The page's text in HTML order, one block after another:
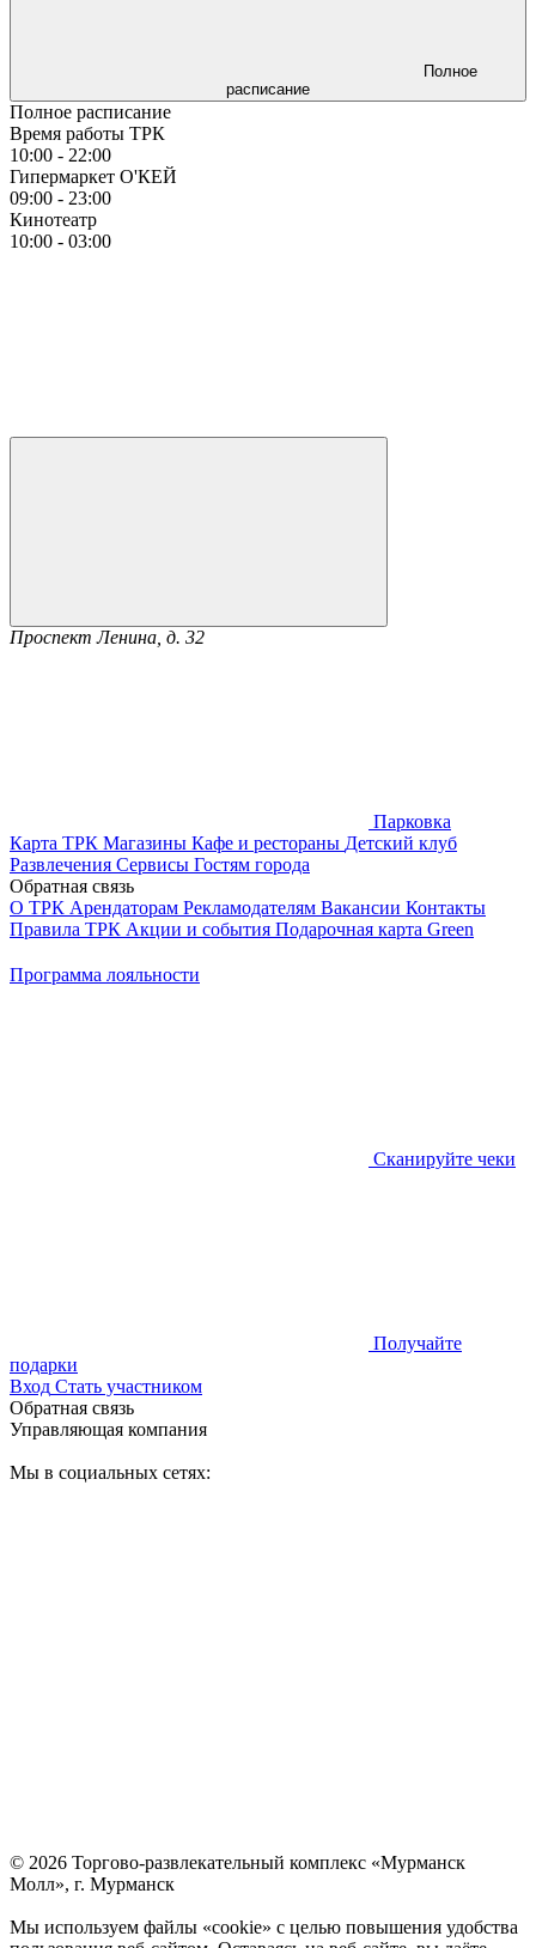
Полное
расписание
Полное расписание
Время работы ТРК
10:00 - 22:00
Гипермаркет О'КЕЙ
09:00 - 23:00
Кинотеатр
10:00 - 03:00
Проспект Ленина, д. 32
Парковка
Карта ТРК Магазины Кафе и рестораны Детский клуб
Развлечения Сервисы Гостям города
Обратная связь
О ТРК Арендаторам Рекламодателям Вакансии Контакты
Правила ТРК Акции и события Подарочная карта Green
Программа лояльности
Сканируйте чеки
Получайте
подарки
Вход Стать участником
Обратная связь
Управляющая компания
Мы в социальных сетях:
© 2026 Торгово-развлекательный комплекс «Мурманск
Молл», г. Мурманск
Мы используем файлы «cookie» с целью повышения удобства